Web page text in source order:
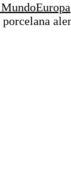
Europa
porcelana